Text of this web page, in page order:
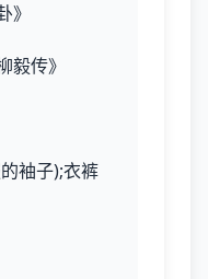
》
毅传》
袖子);衣裤